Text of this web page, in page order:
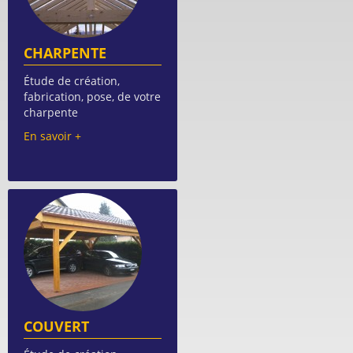
CHARPENTE
Étude de création,
fabrication, pose, de votre
charpente
En savoir +
COUVERT